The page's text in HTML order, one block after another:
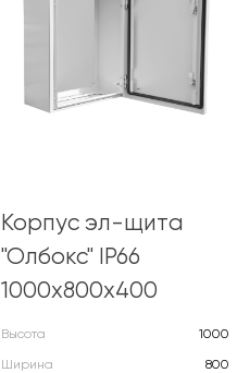
Корпус эл-щита
"Олбокс" IP66
1000х800х400
Высота
1000
Ширина
800